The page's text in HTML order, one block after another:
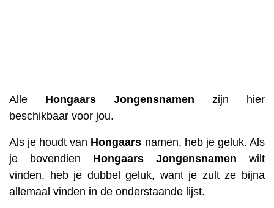
Alle Hongaars Jongensnamen zijn hier
beschikbaar voor jou.
Als je houdt van Hongaars namen, heb je geluk. Als
je bovendien Hongaars Jongensnamen wilt
vinden, heb je dubbel geluk, want je zult ze bijna
allemaal vinden in de onderstaande lijst.